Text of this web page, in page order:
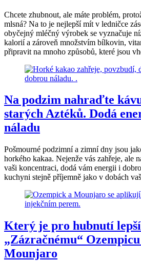
Chcete zhubnout, ale máte problém,
mlsná? Na to je nejlepší mít v ledničce
obyčejný mléčný výrobek se vyznačuje
kalorií a zároveň množstvím bílkovin,
připravit na mnoho způsobů, které jsou
Na podzim nahraďte
starých Aztéků. Dodá
náladu
Pošmourné podzimní a zimní dny jsou
horkého kakaa. Nejenže vás zahřeje, ale
vaši koncentraci, dodá vám energii i
kuchyni stejně příjemně jako v dobách
Který je pro hubnutí
„Zázračnému“
Mounjaro